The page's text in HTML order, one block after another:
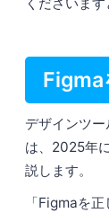
デザインツ
は、2025年
説します。
「Figmaを